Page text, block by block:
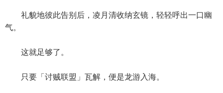
礼貌地彼此告别后，凌月清收纳玄镜，轻轻呼出一口幽
气。
这就足够了。
只要「讨贼联盟」瓦解，便是龙游入海。